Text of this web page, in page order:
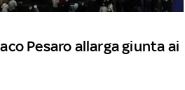
Pesaro allarga giunta ai